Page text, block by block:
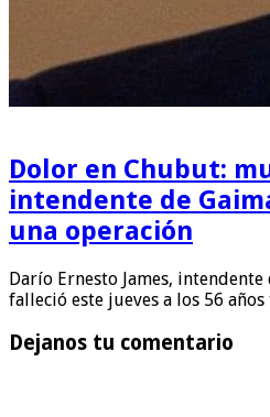
Dolor en Chubut:
intendente de
una operación
Darío Ernesto James,
falleció este jueves a los 56
Dejanos tu comentario